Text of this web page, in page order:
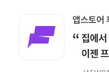
대해 ㈜프렌트립은 일체의 책임을 지지 않습
NICEPAY 안전거래 서비스 : 고객님의 안전
구매안전 서비스를 이용할 수 있습니다.가입
이용약관